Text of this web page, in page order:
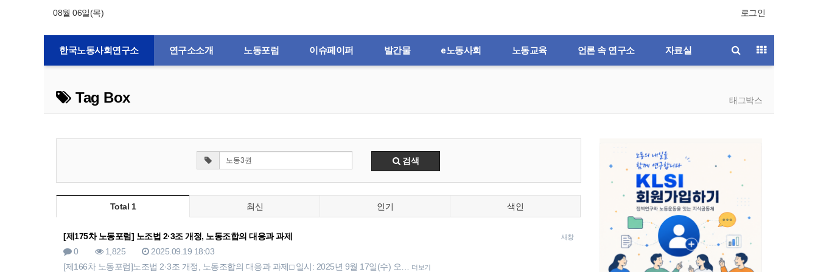
08월 06일(목) 로그인
한국노동사회연구소 연구소소개 노동포럼 이슈페이퍼 발간물 e노동사회 노동교육 언론 속 연구소 자료실
Tag Box 태그박스
검색
Total 1 최신 인기 색인
새창
[제175차 노동포럼] 노조법 2·3조 개정, 노동조합의 대응과 과제
0
1,825
2025.09.19 18:03
[제166차 노동포럼]노조법 2·3조 개정, 노동조합의 대응과 과제□ 일시: 2025년 9월 17일(수) 오…
더보기